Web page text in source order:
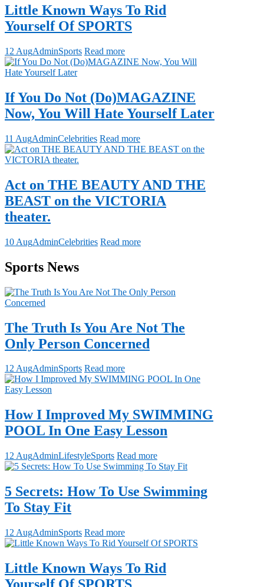
Little Known Ways To Rid
Yourself Of SPORTS
12 AugAdminSports Read more
If You Do Not (Do)MAGAZINE
Now, You Will Hate Yourself Later
11 AugAdminCelebrities Read more
Act on THE BEAUTY AND THE
BEAST on the VICTORIA
theater.
10 AugAdminCelebrities Read more
Sports News
The Truth Is You Are Not The
Only Person Concerned
12 AugAdminSports Read more
How I Improved My SWIMMING
POOL In One Easy Lesson
12 AugAdminLifestyleSports Read more
5 Secrets: How To Use Swimming
To Stay Fit
12 AugAdminSports Read more
Little Known Ways To Rid